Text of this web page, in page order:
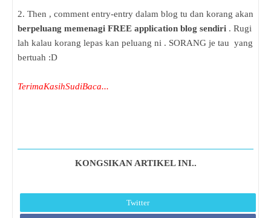
2. Then , comment entry-entry dalam blog tu dan korang akan
berpeluang memenagi FREE application blog sendiri . Rugi
lah kalau korang lepas kan peluang ni . SORANG je tau yang
bertuah :D
TerimaKasihSudiBaca...
KONGSIKAN ARTIKEL INI..
Twitter